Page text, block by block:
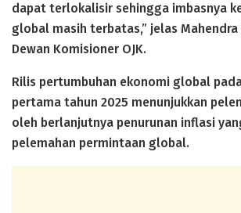
dapat terlokalisir sehingga imbasnya
global masih terbatas,” jelas
Dewan Komisioner OJK.
Rilis pertumbuhan ekonomi global
pertama tahun 2025 menunjukkan
oleh berlanjutnya penurunan inflasi
pelemahan permintaan global.